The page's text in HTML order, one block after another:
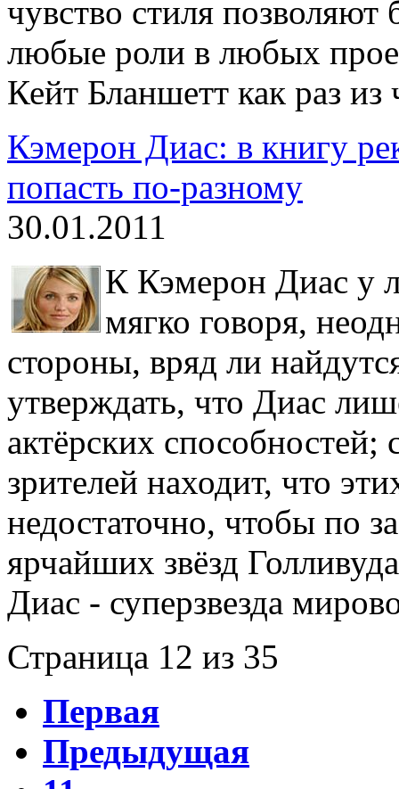
чувство стиля позволяют
любые роли в любых
Кейт Бланшетт как раз из
Кэмерон Диас: в книгу
попасть по-разному
30.01.2011
К Кэмерон Диас у
мягко говоря,
стороны, вряд ли
утверждать, что Диас
актёрских способностей;
зрителей находит, что
недостаточно, чтобы по
ярчайших звёзд
Диас - суперзвезда
Страница 12 из 35
Первая
Предыдущая